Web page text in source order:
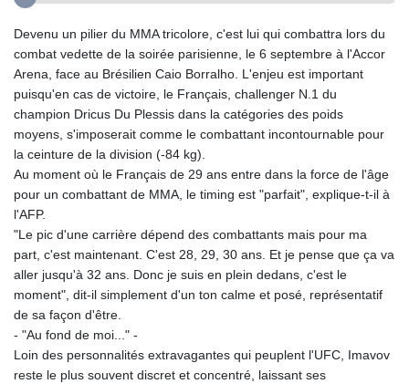
Devenu un pilier du MMA tricolore, c'est lui qui combattra lors du
combat vedette de la soirée parisienne, le 6 septembre à l'Accor
Arena, face au Brésilien Caio Borralho. L'enjeu est important
puisqu'en cas de victoire, le Français, challenger N.1 du
champion Dricus Du Plessis dans la catégories des poids
moyens, s'imposerait comme le combattant incontournable pour
la ceinture de la division (-84 kg).
Au moment où le Français de 29 ans entre dans la force de l'âge
pour un combattant de MMA, le timing est "parfait", explique-t-il à
l'AFP.
"Le pic d'une carrière dépend des combattants mais pour ma
part, c'est maintenant. C'est 28, 29, 30 ans. Et je pense que ça va
aller jusqu'à 32 ans. Donc je suis en plein dedans, c'est le
moment", dit-il simplement d'un ton calme et posé, représentatif
de sa façon d'être.
- "Au fond de moi..." -
Loin des personnalités extravagantes qui peuplent l'UFC, Imavov
reste le plus souvent discret et concentré, laissant ses